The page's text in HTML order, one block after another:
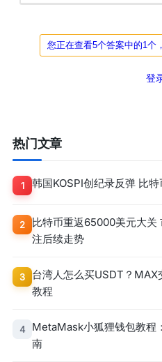
您正在查看5个答案中的1个
登
热门文章
1 韩国KOSPI创纪录反弹 比
2
比特币重返65000美元大关
注后续走势
3
台湾人怎么买USDT？MAX
教程
4
MetaMask小狐狸钱包教程
南